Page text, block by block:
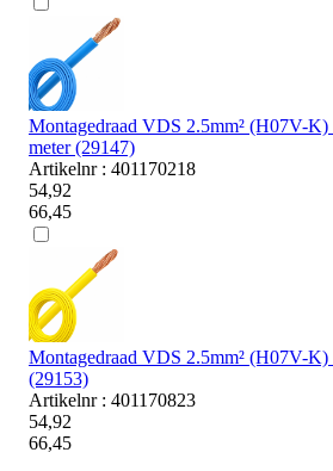
Montagedraad VDS 2.5mm² (H07V-
meter (29147)
Artikelnr : 401170218
54,92
66,45
Montagedraad VDS 2.5mm² (H07V-K)
(29153)
Artikelnr : 401170823
54,92
66,45